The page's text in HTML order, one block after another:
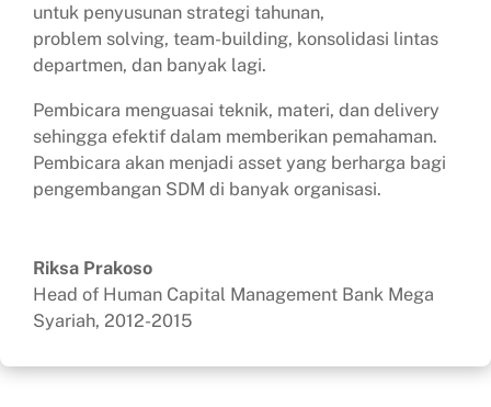
untuk penyusunan strategi tahunan,
problem solving, team-building, konsolidasi lintas
departmen, dan banyak lagi.
Pembicara menguasai teknik, materi, dan delivery
sehingga efektif dalam memberikan pemahaman.
Pembicara akan menjadi asset yang berharga bagi
pengembangan SDM di banyak organisasi.
Riksa Prakoso
Head of Human Capital Management Bank Mega
Syariah, 2012-2015